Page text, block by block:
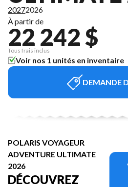
20272026
À partir de
22 242 $
Tous frais inclus
Voir nos 1 unités en inventaire
DEMANDE
POLARIS VOYAGEUR
ADVENTURE ULTIMATE
2026
DÉCOUVREZ